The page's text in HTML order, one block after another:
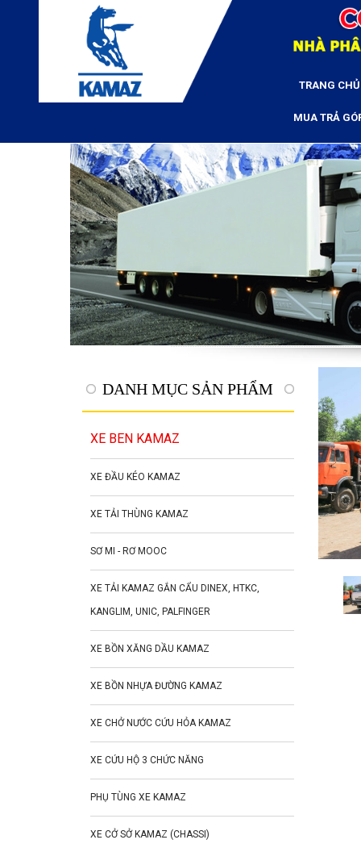
TRANG CHỦ
MUA TRẢ
DANH MỤC SẢN PHẨM
XE BEN KAMAZ
XE ĐẦU KÉO KAMAZ
XE TẢI THÙNG KAMAZ
SƠ MI - RƠ MOOC
XE TẢI KAMAZ GẮN CẨU DINEX, HTKC,
KANGLIM, UNIC, PALFINGER
XE BỒN XĂNG DẦU KAMAZ
XE BỒN NHỰA ĐƯỜNG KAMAZ
XE CHỞ NƯỚC CỨU HỎA KAMAZ
XE CỨU HỘ 3 CHỨC NĂNG
PHỤ TÙNG XE KAMAZ
XE CỞ SỞ KAMAZ (CHASSI)